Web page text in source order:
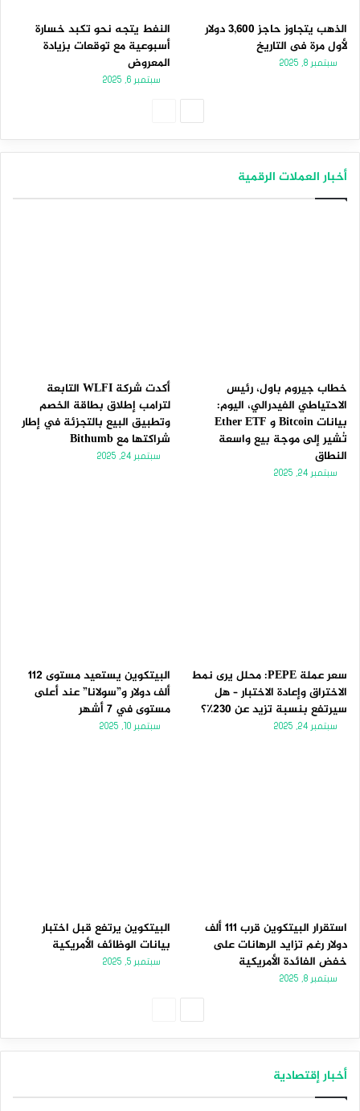
الذهب يتجاوز حاجز 3,600 دولار
لأول مرة فى التاريخ
سبتمبر 8, 2025
النفط يتجه نحو تكبد خسارة
أسبوعية مع توقعات بزيادة
المعروض
سبتمبر 6, 2025
أخبار العملات الرقمية
خطاب جيروم باول، رئيس
الاحتياطي الفيدرالي، اليوم:
بيانات Bitcoin و Ether ETF
تُشير إلى موجة بيع واسعة
النطاق
سبتمبر 24, 2025
أكدت شركة WLFI التابعة
لترامب إطلاق بطاقة الخصم
وتطبيق البيع بالتجزئة في إطار
شراكتها مع Bithumb
سبتمبر 24, 2025
سعر عملة PEPE: محلل يرى نمط
الاختراق وإعادة الاختبار – هل
سيرتفع بنسبة تزيد عن 230٪؟
سبتمبر 24, 2025
البيتكوين يستعيد مستوى 112
ألف دولار و”سولانا” عند أعلى
مستوى في 7 أشهر
سبتمبر 10, 2025
استقرار البيتكوين قرب 111 ألف
دولار رغم تزايد الرهانات على
خفض الفائدة الأمريكية
سبتمبر 8, 2025
البيتكوين يرتفع قبل اختبار
بيانات الوظائف الأمريكية
سبتمبر 5, 2025
أخبار إقتصادية